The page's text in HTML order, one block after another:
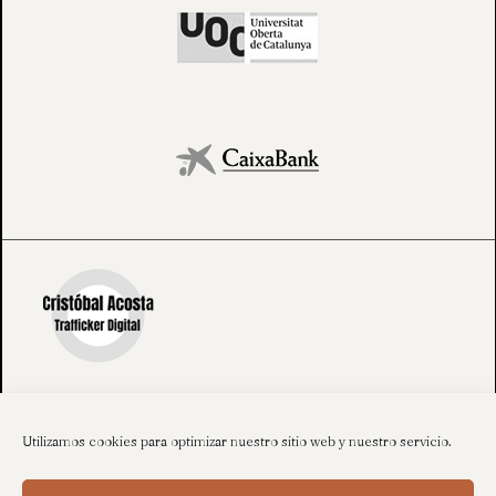
Utilizamos cookies para optimizar nuestro sitio web y nuestro servicio.